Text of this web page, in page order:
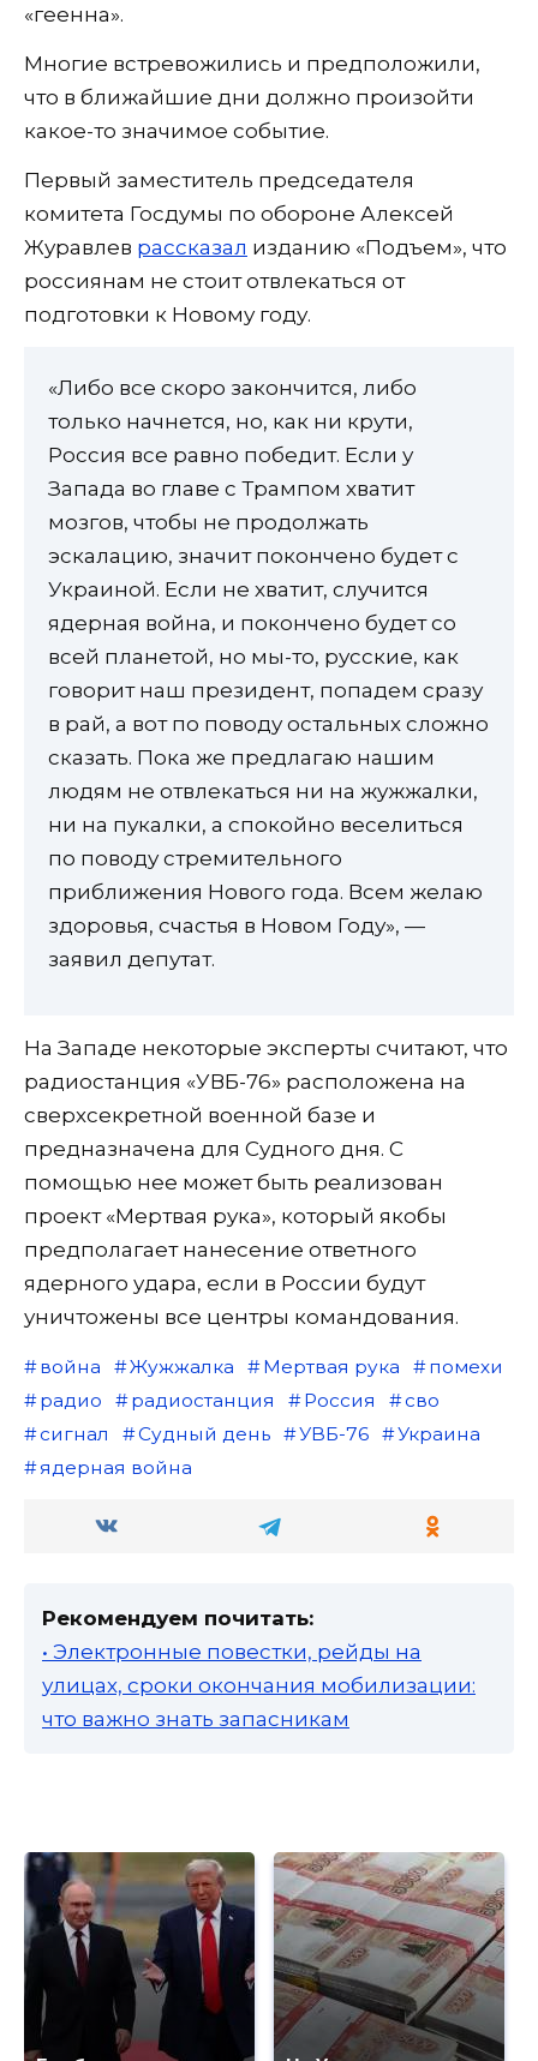
«геенна».
Многие встревожились и предположили,
что в ближайшие дни должно произойти
какое-то значимое событие.
Первый заместитель председателя
комитета Госдумы по обороне Алексей
Журавлев рассказал изданию «Подъем», что
россиянам не стоит отвлекаться от
подготовки к Новому году.
«Либо все скоро закончится, либо
только начнется, но, как ни крути,
Россия все равно победит. Если у
Запада во главе с Трампом хватит
мозгов, чтобы не продолжать
эскалацию, значит покончено будет с
Украиной. Если не хватит, случится
ядерная война, и покончено будет со
всей планетой, но мы-то, русские, как
говорит наш президент, попадем сразу
в рай, а вот по поводу остальных сложно
сказать. Пока же предлагаю нашим
людям не отвлекаться ни на жужжалки,
ни на пукалки, а спокойно веселиться
по поводу стремительного
приближения Нового года. Всем желаю
здоровья, счастья в Новом Году», —
заявил депутат.
На Западе некоторые эксперты считают, что
радиостанция «УВБ-76» расположена на
сверхсекретной военной базе и
предназначена для Судного дня. С
помощью нее может быть реализован
проект «Мертвая рука», который якобы
предполагает нанесение ответного
ядерного удара, если в России будут
уничтожены все центры командования.
война Жужжалка Мертвая рука
помехи
радио
радиостанция Россия
сво
сигнал
Судный день УВБ-76
Украина
ядерная война
Рекомендуем почитать:
• Электронные повестки, рейды на
улицах, сроки окончания мобилизации:
что важно знать запасникам